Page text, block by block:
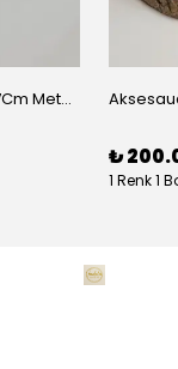
Aksesauar Kurdele 7Cm Metal Pens Toka
₺
1 Renk 1